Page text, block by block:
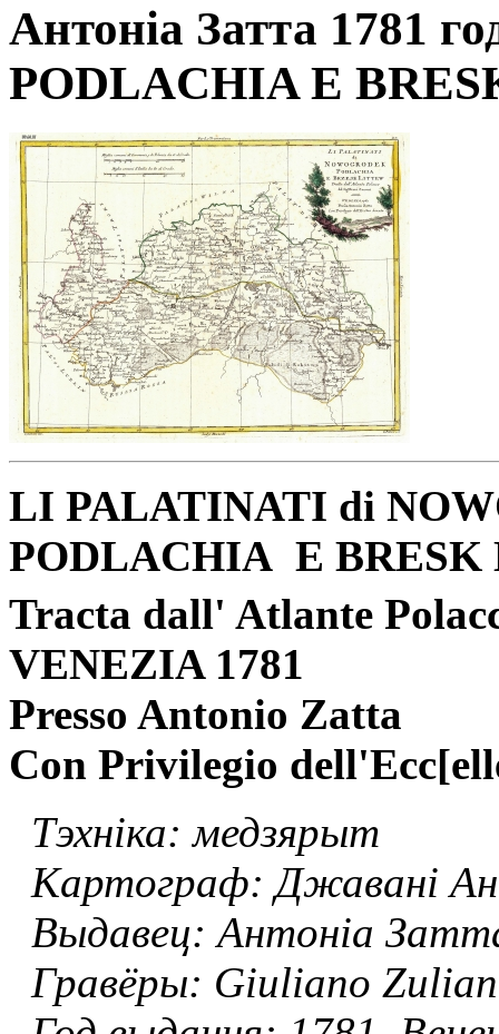
Антоніа Затта 1781
PODLACHIA E
LI PALATINATI di
PODLACHIA E
Tracta dall' Atlante
VENEZIA 1781
Presso Antonio Zatta
Con Privilegio
Тэхніка: медзярыт
Картограф: Джавані
Выдавец: Антоніа
Гравёры: Giuliano